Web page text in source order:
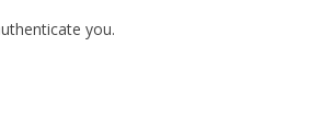
you.